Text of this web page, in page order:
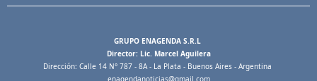
GRUPO ENAGENDA S.R.L
Director: Lic. Marcel Aguilera
Dirección: Calle 14 N° 787 - 8A - La Plata - Buenos Aires - Argentina
enagendanoticias@gmail.com